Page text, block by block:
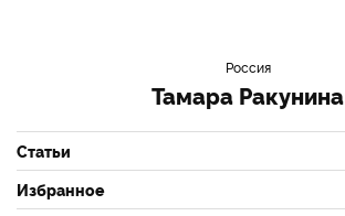
Россия
Тамара Ракунина
Статьи
Избранное